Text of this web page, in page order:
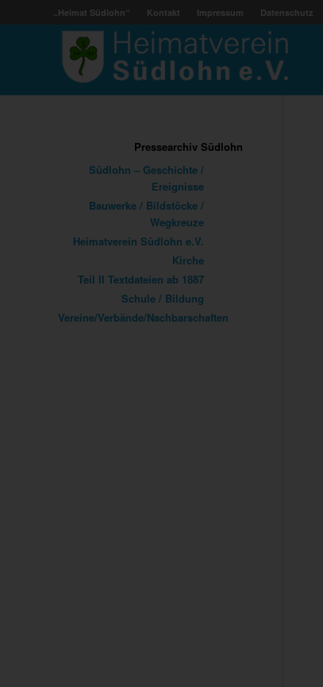
„Heimat Südlohn“ Kontakt Impressum Datenschutz
Pressearchiv Südlohn
Südlohn – Geschichte /
Ereignisse
Bauwerke / Bildstöcke /
Wegkreuze
Heimatverein Südlohn e.V.
Kirche
Teil II Textdateien ab 1887
Schule / Bildung
Vereine/Verbände/Nachbarschaften